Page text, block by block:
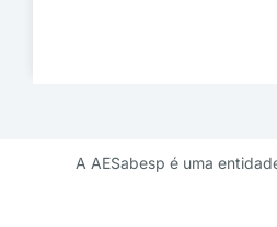
A AESabesp é uma